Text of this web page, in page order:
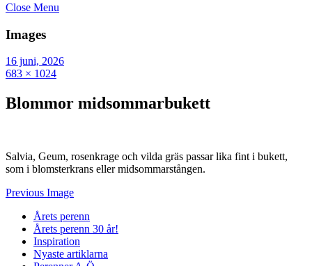
Close Menu
Images
16 juni, 2026
683 × 1024
Blommor midsommarbukett
Salvia, Geum, rosenkrage och vilda gräs passar lika fint i bukett,
som i blomsterkrans eller midsommarstången.
Previous Image
Årets perenn
Årets perenn 30 år!
Inspiration
Nyaste artiklarna